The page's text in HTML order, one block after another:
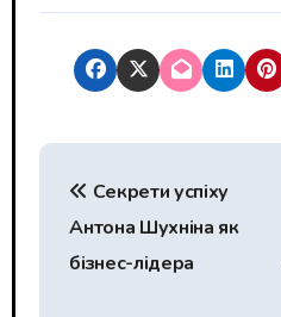
Н
Секрети успіху
Антона Шухніна як
бізнес-лідера